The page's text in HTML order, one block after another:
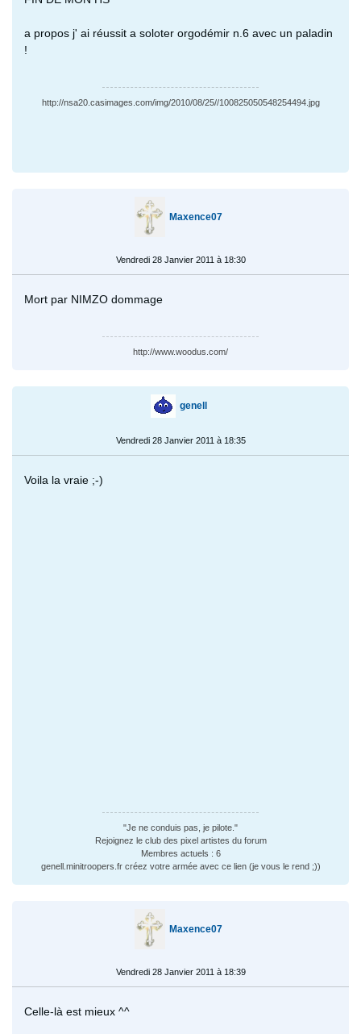
a propos j' ai réussit a soloter orgodémir n.6 avec un paladin
!
http://nsa20.casimages.com/img/2010/08/25//100825050548254494.jpg
Maxence07
Vendredi 28 Janvier 2011 à 18:30
Mort par NIMZO dommage
http://www.woodus.com/
genell
Vendredi 28 Janvier 2011 à 18:35
Voila la vraie ;-)
"Je ne conduis pas, je pilote."
Rejoignez le club des pixel artistes du forum
Membres actuels : 6
genell.minitroopers.fr créez votre armée avec ce lien (je vous le rend ;))
Maxence07
Vendredi 28 Janvier 2011 à 18:39
Celle-là est mieux ^^